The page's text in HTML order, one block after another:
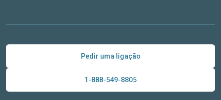
Pedir uma ligação
1-888-549-8805